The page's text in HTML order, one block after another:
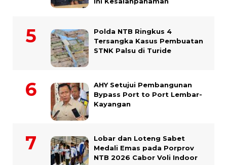
Polda NTB Ringkus 4
Tersangka Kasus Pembuatan
STNK Palsu di Turide
AHY Setujui Pembangunan
Bypass Port to Port Lembar-
Kayangan
Lobar dan Loteng Sabet
Medali Emas pada Porprov
NTB 2026 Cabor Voli Indoor